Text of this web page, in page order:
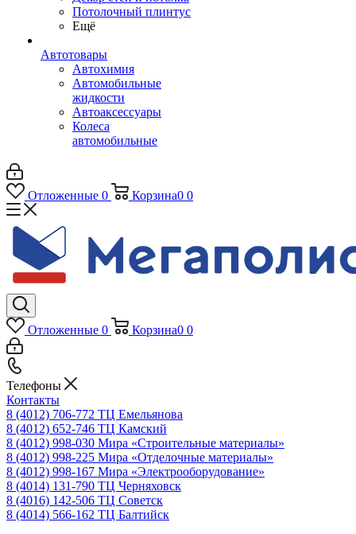
Потолочный плинтус
Ещё
Автотовары
Автохимия
Автомобильные
жидкости
Автоаксессуары
Колеса
автомобильные
Отложенные 0 Корзина0 0
Отложенные 0 Корзина0 0
Телефоны
Контакты
8 (4012) 706-772 ТЦ Емельянова
8 (4012) 652-746 ТЦ Камский
8 (4012) 998-030 Мира «Строительные материалы»
8 (4012) 998-225 Мира «Отделочные материалы»
8 (4012) 998-167 Мира «Электрооборудование»
8 (4014) 131-790 ТЦ Черняховск
8 (4016) 142-506 ТЦ Советск
8 (4014) 566-162 ТЦ Балтийск